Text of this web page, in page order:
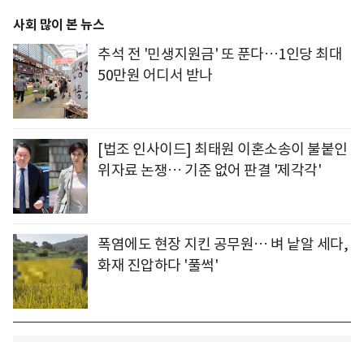
사회 많이 본 뉴스
추석 전 '민생지원금' 또 푼다…1인당 최대
50만원 어디서 받나
[법조 인사이드] 최태원 이혼소송이 불붙인
위자료 논쟁… 기준 없어 판결 '제각각'
폭염에도 현장 지킨 공무원… 벼 낱알 세다,
화재 진압하다 '풀썩'